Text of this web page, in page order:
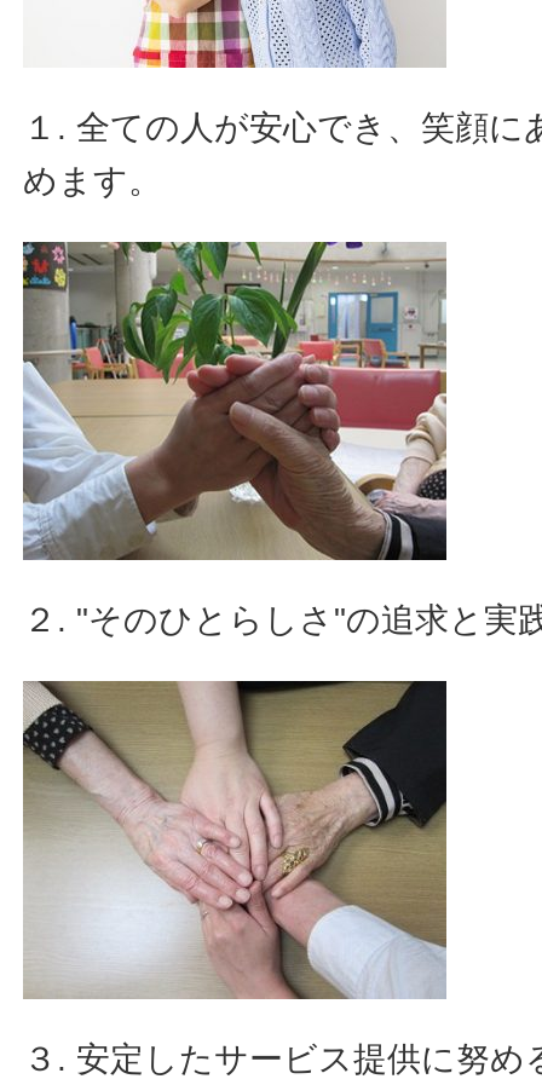
１. 全ての人が安心でき、笑顔
めます。
２. "そのひとらしさ"の追求と実
３. 安定したサービス提供に努